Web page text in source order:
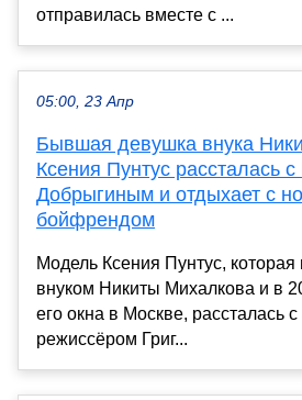
отправилась вместе с ...
05:00, 23 Апр
Бывшая девушка внука
Ксения Пунтус рассталась
Добрыгиным и отдыхает с
бойфрендом
Модель Ксения Пунтус, которая
внуком Никиты Михалкова и в
его окна в Москве, рассталась
режиссёром Григ...